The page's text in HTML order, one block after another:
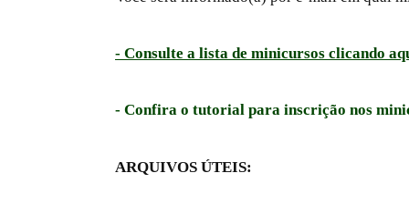
- Consulte a lista de minicursos clicando
- Confira o tutorial para inscrição nos
ARQUIVOS ÚTEIS: